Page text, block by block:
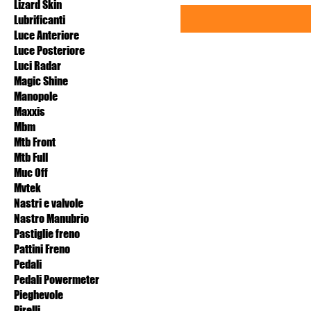
Lizard Skin
Lubrificanti
Luce Anteriore
Luce Posteriore
Luci Radar
Magic Shine
Manopole
Maxxis
Mbm
Mtb Front
Mtb Full
Muc Off
Mvtek
Nastri e valvole
Nastro Manubrio
Pastiglie freno
Pattini Freno
Pedali
Pedali Powermeter
Pieghevole